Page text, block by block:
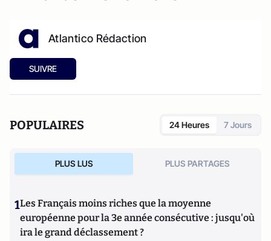
Atlantico Rédaction
SUIVRE
POPULAIRES 24 Heures 7 Jours
PLUS LUS PLUS PARTAGES
1Les Français moins riches que la moyenne
européenne pour la 3e année consécutive : jusqu'où
ira le grand déclassement ?